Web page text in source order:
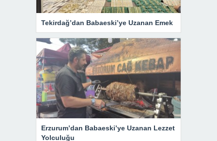
Tekirdağ’dan Babaeski’ye Uzanan Emek
Erzurum’dan Babaeski’ye Uzanan Lezzet
Yolculuğu